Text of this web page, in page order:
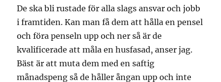
De ska bli rustade för alla slags ansvar och jobb
i framtiden. Kan man få dem att hålla en pensel
och föra penseln upp och ner så är de
kvalificerade att måla en husfasad, anser jag.
Bäst är att muta dem med en saftig
månadspeng så de håller ångan upp och inte